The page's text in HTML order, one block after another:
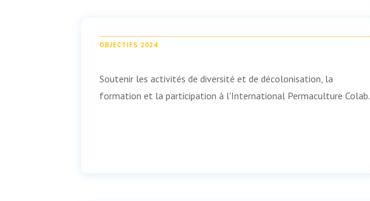
OBJECTIFS 2024
Soutenir les activités de diversité et de décolonisation, la
formation et la participation à l'International Permaculture Colab.